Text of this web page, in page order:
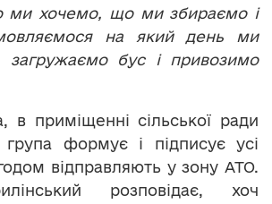
ми хочемо, що ми збираємо і
на який день ми
загружаємо бус і привозимо
в приміщенні сільської ради
група формує і підписує усі
відправляють у зону АТО.
розповідає, хоч